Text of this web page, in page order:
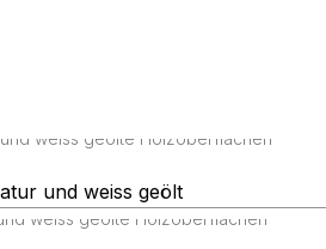
und weiss geölt